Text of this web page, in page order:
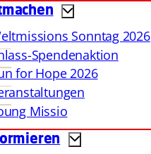
Sonntag 2026
Spendenaktion
for Hope 2026
Missio